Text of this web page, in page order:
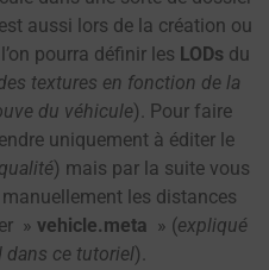
aussi lors de la création ou
pourra définir les LODs du
textures en fonction de la
du véhicule). Pour faire
uniquement à éditer le
) mais par la suite vous
les distances
» vehicle.meta » (expliqué
dans ce tutoriel).